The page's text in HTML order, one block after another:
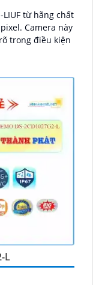
LIUF từ hãng chất
này
trong điều kiện
L